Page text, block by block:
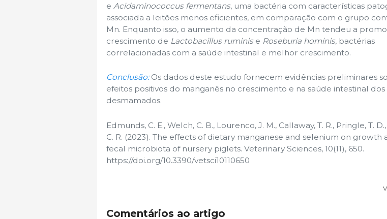
e Acidaminococcus fermentans, uma bactéria com características
associada a leitões menos eficientes, em comparação com o grupo
Mn. Enquanto isso, o aumento da concentração de Mn tendeu a
crescimento de Lactobacillus ruminise Roseburia hominis, bactérias
correlacionadas com a saúde intestinal e melhor crescimento.
Conclusão:Os dados deste estudo fornecem evidências preliminares
efeitos positivos do manganês no crescimento e na saúde intestinal
desmamados.
Edmunds, C. E., Welch, C. B., Lourenco, J. M., Callaway, T. R., Pringle, T.
C. R. (2023). The effects of dietary manganese and selenium on growth
fecal microbiota of nursery piglets. Veterinary Sciences, 10(11), 650.
https://doi.org/10.3390/vetsci10110650
Comentários ao artigo